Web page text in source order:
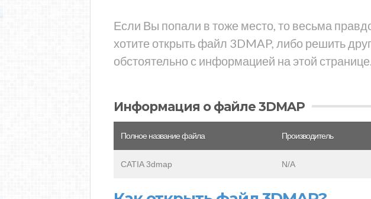
Если Вы попали в тоже место, то весьма
хотите открыть файл 3DMAP, либо решить
обстоятельно с информацией на этой странице.
Информация о файле 3DMAP
Полное название файла Производитель
CATIA 3dmap N/A